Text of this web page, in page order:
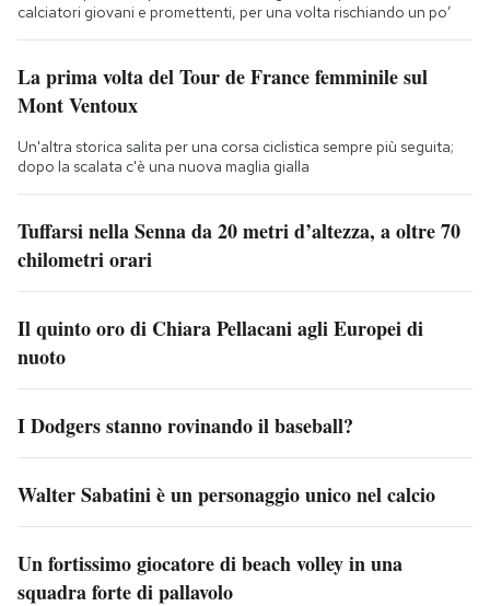
calciatori giovani e promettenti, per una volta rischiando un po’
La prima volta del Tour de France femminile sul
Mont Ventoux
Un'altra storica salita per una corsa ciclistica sempre più seguita;
dopo la scalata c'è una nuova maglia gialla
Tuffarsi nella Senna da 20 metri d’altezza, a oltre 70
chilometri orari
Il quinto oro di Chiara Pellacani agli Europei di
nuoto
I Dodgers stanno rovinando il baseball?
Walter Sabatini è un personaggio unico nel calcio
Un fortissimo giocatore di beach volley in una
squadra forte di pallavolo